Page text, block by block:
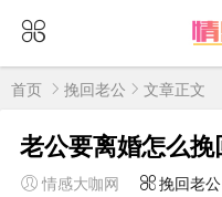
首页 挽回老公 文章正文
老公要离婚怎么挽
情感大咖网 挽回老公